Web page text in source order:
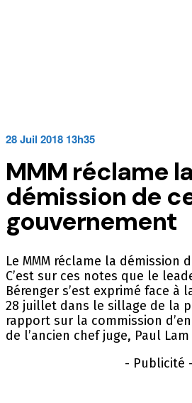
28 Juil 2018 13h35
MMM réclame la
démission de
gouvernement
Le MMM réclame la démission
C’est sur ces notes que le
Bérenger s’est exprimé face à
28 juillet dans le sillage de la
rapport sur la commission
de l’ancien chef juge, Paul
- Publicité -